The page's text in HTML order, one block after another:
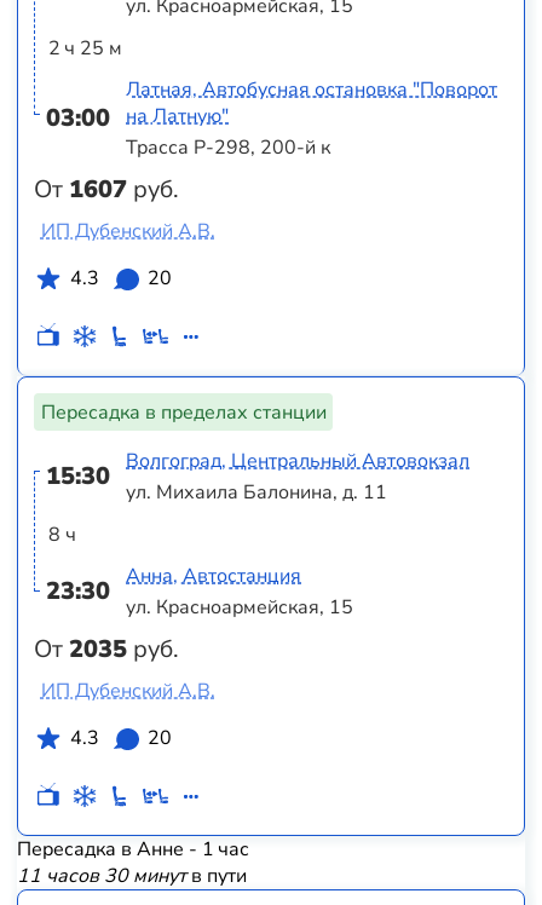
2 ч 25 м
03:00
От 1607 руб.
ул. Красноармейская, 15
Латная, Автобусная остановка "Поворот
на Латную"
Трасса Р-298, 200-й к
ИП Дубенский А.В.
4.3
20
Пересадка в пределах станции
15:30
8 ч
23:30
От2035 руб.
Волгоград, Центральный Автовокзал
ул. Михаила Балонина, д. 11
Анна, Автостанция
ул. Красноармейская, 15
ИП Дубенский А.В.
4.3
20
Пересадка в Анне - 1 час
11 часов 30 минутв пути